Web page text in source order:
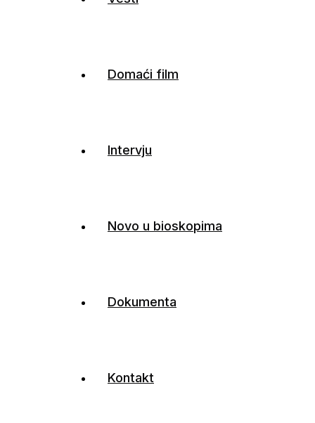
Domaći film
Intervju
Novo u bioskopima
Dokumenta
Kontakt